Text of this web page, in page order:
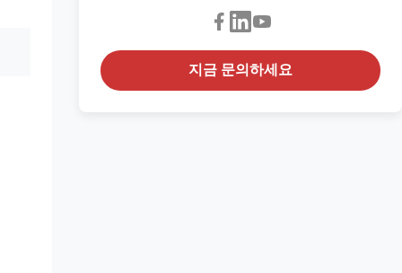
지금 문의하세요